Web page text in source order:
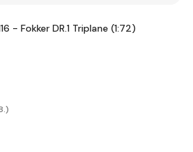
- Fokker DR.1 Triplane (1:72)